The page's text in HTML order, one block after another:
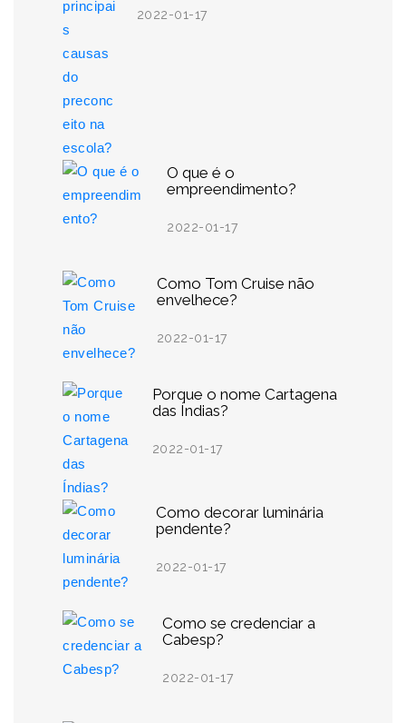
2022-01-17
O que é o
empreendimento?
2022-01-17
Como Tom Cruise não
envelhece?
2022-01-17
Porque o nome Cartagena
das Índias?
2022-01-17
Como decorar luminária
pendente?
2022-01-17
Como se credenciar a
Cabesp?
2022-01-17